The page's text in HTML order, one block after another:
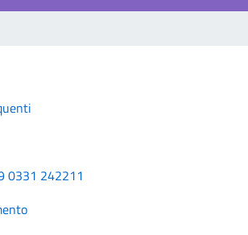
0331 242211